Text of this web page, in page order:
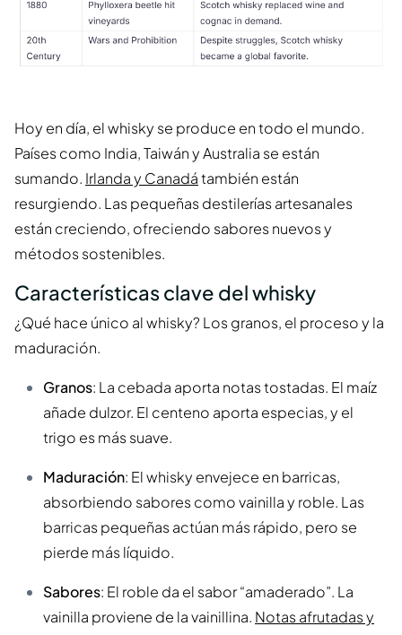
Hoy en día, el whisky se produce en todo el mundo.
Países como India, Taiwán y Australia se están
sumando. Irlanda y Canadátambién están
resurgiendo. Las pequeñas destilerías artesanales
están creciendo, ofreciendo sabores nuevos y
métodos sostenibles.
Características clave del whisky
¿Qué hace único al whisky? Los granos, el proceso y la
maduración.
Granos: La cebada aporta notas tostadas. El maíz
añade dulzor. El centeno aporta especias, y el
trigo es más suave.
Maduración: El whisky envejece en barricas,
absorbiendo sabores como vainilla y roble. Las
barricas pequeñas actúan más rápido, pero se
pierde más líquido.
Sabores: El roble da el sabor “amaderado”. La
vainilla proviene de la vainillina. Notas afrutadas y